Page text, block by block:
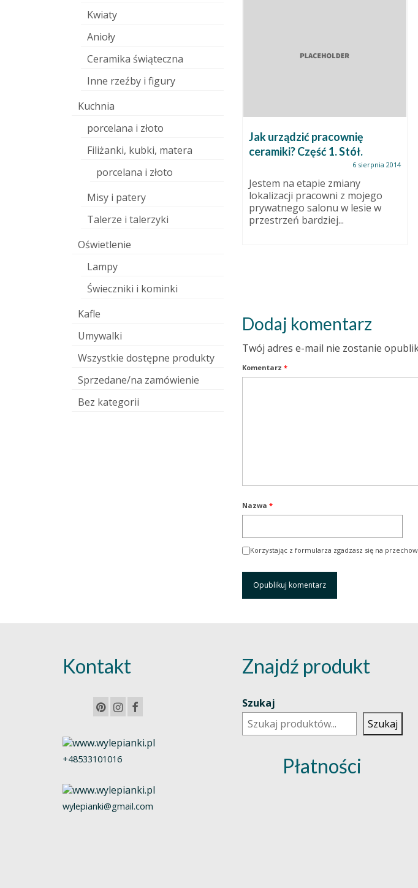
Brzemiennie
Wreszcie doczekała się publikacji.
Jak urządzić pracownię
ceramiki? Część 1. Stół.
6 sierpnia 2014
Jestem na etapie zmiany
lokalizacji pracowni z mojego
prywatnego salonu w lesie w
przestrzeń bardziej...
Dodaj komentarz
Twój adres e-mail nie zostanie
Komentarz *
Nazwa *
Korzystając z formularza zgadzasz się na
Kwiaty
Anioły
Ceramika świąteczna
Inne rzeźby i figury
Kuchnia
porcelana i złoto
Filiżanki, kubki, matera
porcelana i złoto
Misy i patery
Talerze i talerzyki
Oświetlenie
Lampy
Świeczniki i kominki
Kafle
Umywalki
Wszystkie dostępne produkty
Sprzedane/na zamówienie
Bez kategorii
Kontakt
+48533101016
wylepianki@gmail.com
Znajdź produkt
Szukaj
Szukaj
Płatności